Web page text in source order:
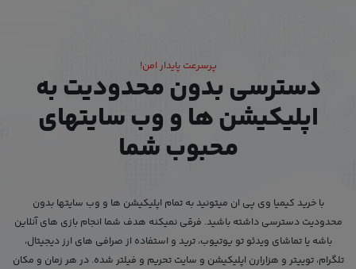
پرسرعت پایدار امن!
دسترسی بدون محدودیت به
اپلیکیشن ها و وب سایتهای
محبوب شما
با خرید کیمیا وی پی ان میتونید به تمام اپلیکیشن ها و وب سایتها بدون
محدودیت دسترسی داشته باشید. فرقی نمیکنه هدف شما انجام بازی های آنلاین
باشه یا تماشای ویدئو تو یوتیوب، ترید و استفاده از صرافی های ارز دیجیتال،
تلگرام، توییتر و هزارارن اپلیکیشن و سایت تحریم و فیلتر شده. در هر زمان و مکان